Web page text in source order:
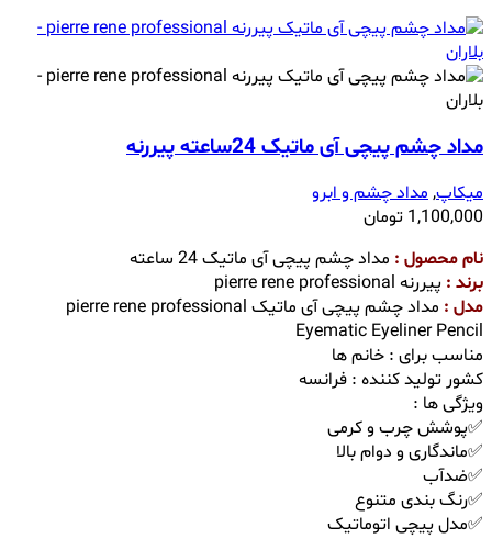
مداد چشم پیچی آی ماتیک 24ساعته پیررنه
میکاپ,مداد چشم و ابرو
1,100,000 تومان
نام محصول : مداد چشم پیچی آی ماتیک 24 ساعته
برند : پیررنه pierre rene professional
مدل :
مداد چشم پیچی آی ماتیک pierre rene professional
Eyematic Eyeliner Pencil
مناسب برای : خانم ها
کشور تولید کننده : فرانسه
ویژگی ها :
✅پوشش چرب و کرمی
✅ماندگاری و دوام بالا
✅ضدآب
✅رنگ بندی متنوع
✅مدل پیچی اتوماتیک